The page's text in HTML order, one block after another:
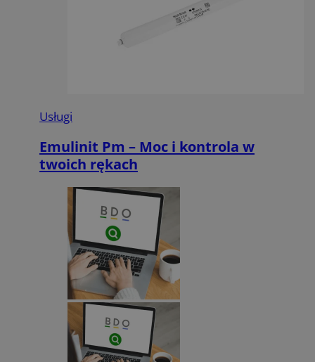
Usługi
Emulinit Pm – Moc i kontrola w
twoich rękach